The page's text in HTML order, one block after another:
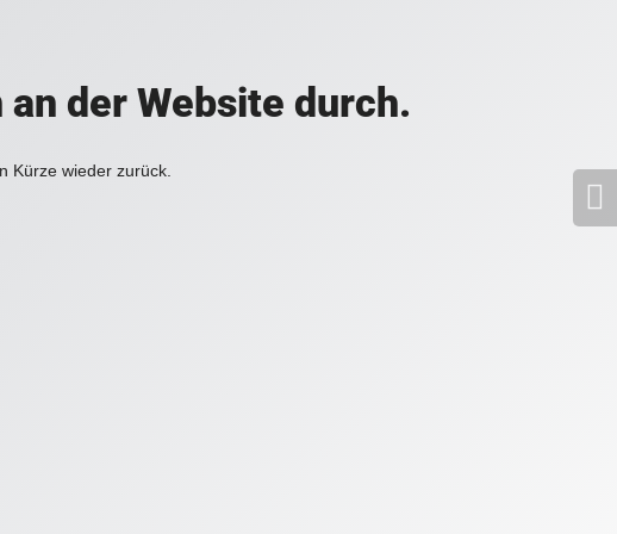
der Website durch.
Kürze wieder zurück.